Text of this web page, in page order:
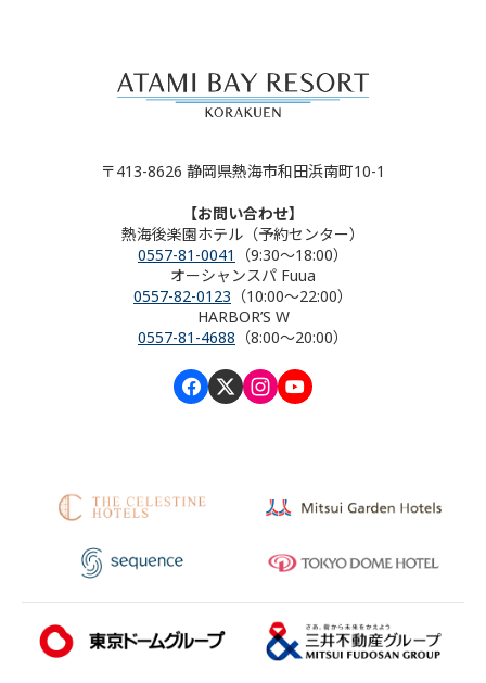
〒413-8626 静岡県熱海市和田浜南町10-1
【お問い合わせ】
熱海後楽園ホテル（予約センター）
0557-81-0041
（9:30～18:00）
オーシャンスパ Fuua
0557-82-0123 （10:00～22:00）
HARBOR’S W
0557-81-4688 （8:00～20:00）